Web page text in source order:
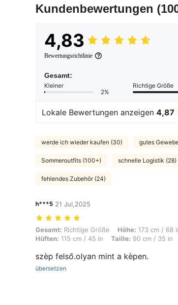
Kundenbewertungen
4,83
Bewertungsrichtlinie
Gesamt:
Kleiner
2%
Richtige Größe
Lokale Bewertungen anzeigen 4,87
werde ich wieder kaufen (30) gutes
Sommeroutfits (100+) schnelle Logistik (28)
fehlendes Zubehör (24)
h***5 21 Jul,2025
Gesamt: Richtige Größe, Höhe: 173 cm / 68 in,
Gesamt: Richtige Größe Höhe: 173 cm / 68
Hüften: 115 cm / 45 in Taille: 90 cm / 35 in
szèp felső.olyan mint a kèpen.
übersetzen